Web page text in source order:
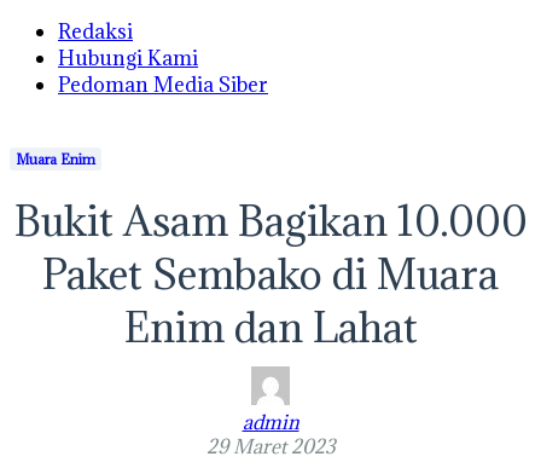
Redaksi
Hubungi Kami
Pedoman Media Siber
Muara Enim
Bukit Asam Bagikan 10.000
Paket Sembako di Muara
Enim dan Lahat
admin
29 Maret 2023